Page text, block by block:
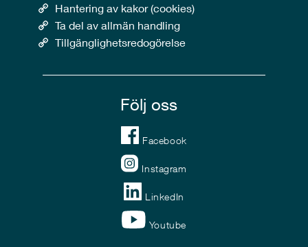
Hantering av kakor (cookies)
Ta del av allmän handling
Tillgänglighetsredogörelse
Följ oss
Facebook
Instagram
LinkedIn
Youtube